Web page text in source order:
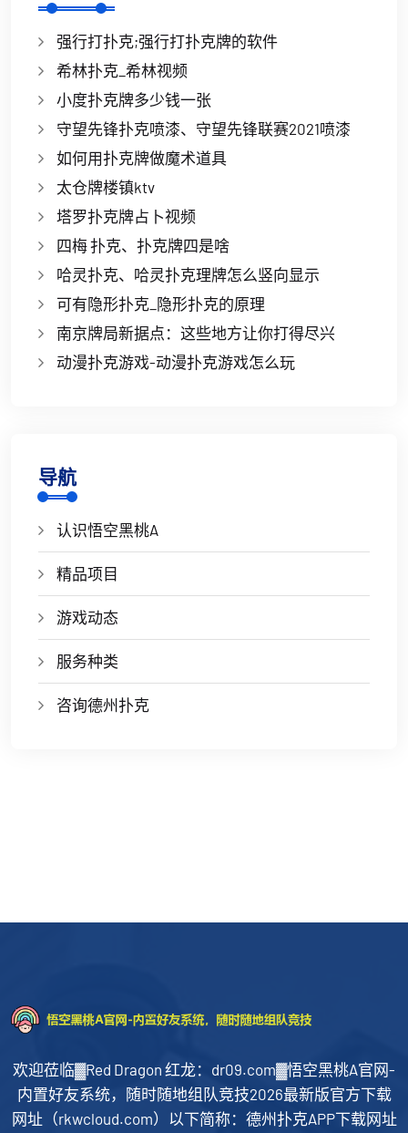
强行打扑克;强行打扑克牌的软件
希林扑克_希林视频
小度扑克牌多少钱一张
守望先锋扑克喷漆、守望先锋联赛2021喷漆
如何用扑克牌做魔术道具
太仓牌楼镇ktv
塔罗扑克牌占卜视频
四梅 扑克、扑克牌四是啥
哈灵扑克、哈灵扑克理牌怎么竖向显示
可有隐形扑克_隐形扑克的原理
南京牌局新据点：这些地方让你打得尽兴
动漫扑克游戏-动漫扑克游戏怎么玩
导航
认识悟空黑桃A
精品项目
游戏动态
服务种类
咨询德州扑克
欢迎莅临▓Red Dragon 红龙：dr09.com▓悟空黑桃A官网-
内置好友系统，随时随地组队竞技2026最新版官方下载
网址（rkwcloud.com）以下简称：德州扑克APP下载网址